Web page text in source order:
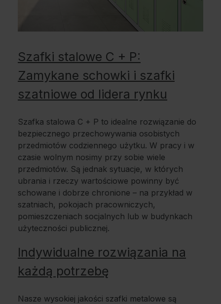
Szafki stalowe C + P:
Zamykane schowki i szafki
szatniowe od lidera rynku
Szafka stalowa C + P to idealne rozwiązanie do
bezpiecznego przechowywania osobistych
przedmiotów codziennego użytku. W pracy i w
czasie wolnym nosimy przy sobie wiele
przedmiotów. Są jednak sytuacje, w których
ubrania i rzeczy wartościowe powinny być
schowane i dobrze chronione – na przykład w
szatniach, pokojach pracowniczych,
pomieszczeniach socjalnych lub w budynkach
użyteczności publicznej.
Indywidualne rozwiązania na
każdą potrzebę
Nasze wysokiej jakości szafki metalowe są